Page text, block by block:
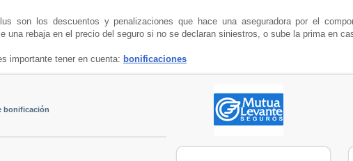
son los descuentos y penalizaciones que hace una aseguradora por el
una rebaja en el precio del seguro si no se declaran siniestros, o sube la prima en
importante tener en cuenta: bonificaciones
bonificación